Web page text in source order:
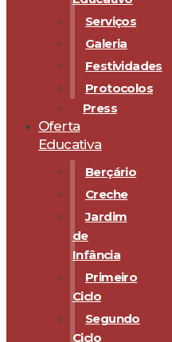
Serviços
Galeria
Festividades
Protocolos
Press
Oferta
Educativa
Berçário
Creche
Jardim
de
Infância
Primeiro
Ciclo
Segundo
Ciclo